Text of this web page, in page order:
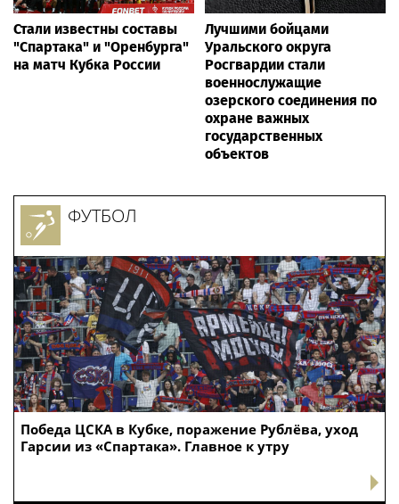
Стали известны составы
"Спартака" и "Оренбурга"
на матч Кубка России
Лучшими бойцами
Уральского округа
Росгвардии стали
военнослужащие
озерского соединения по
охране важных
государственных
объектов
Победа ЦСКА в Кубке, поражение Рублёва, уход
Гарсии из «Спартака». Главное к утру
ФУТБОЛ